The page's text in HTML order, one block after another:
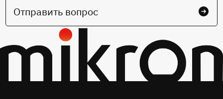
Отправить вопрос